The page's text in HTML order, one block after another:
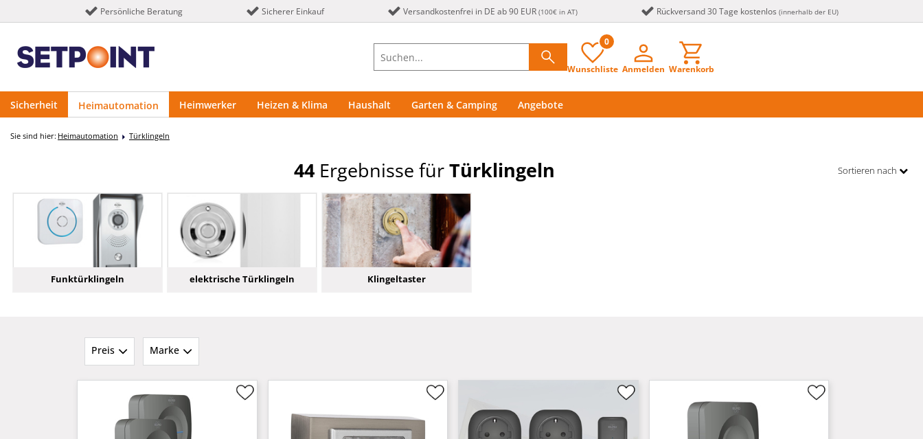
Persönliche Beratung Sicherer Einkauf Versandkostenfrei in DE ab 90 EUR (100€ in AT) Rückversand 30 Tage kostenlos (innerhalb der EU)
0
Wunschliste Anmelden Warenkorb
Sicherheit Heimautomation Heimwerker Heizen & Klima Haushalt Garten & Camping Angebote
Sie sind hier: Heimautomation Türklingeln
44Ergebnisse für Türklingeln Sortieren nach
Funktürklingeln elektrische Türklingeln Klingeltaster
Preis Marke